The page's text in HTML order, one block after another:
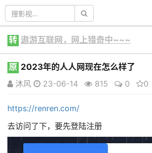
转 遨游互联网，网上猎奇中~~~
原 2023年的人人网现在怎么样了
沐风
23-06-14 815 0 0
https://renren.com/
去访问了下，要先登陆注册